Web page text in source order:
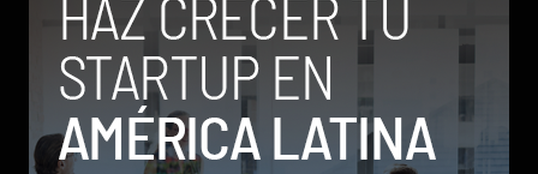
En línea con la estrategia de género lanzada
por Corfo el año pasado, el 40% de las startups
seleccionadas en esta nueva generación están
lideradas por mujeres. Entre las industrias
destacadas Servicios financieros (17%); Salud y
Biotecnología (16%); y Ventas (16%) se